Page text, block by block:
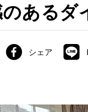
あるダ
シェア